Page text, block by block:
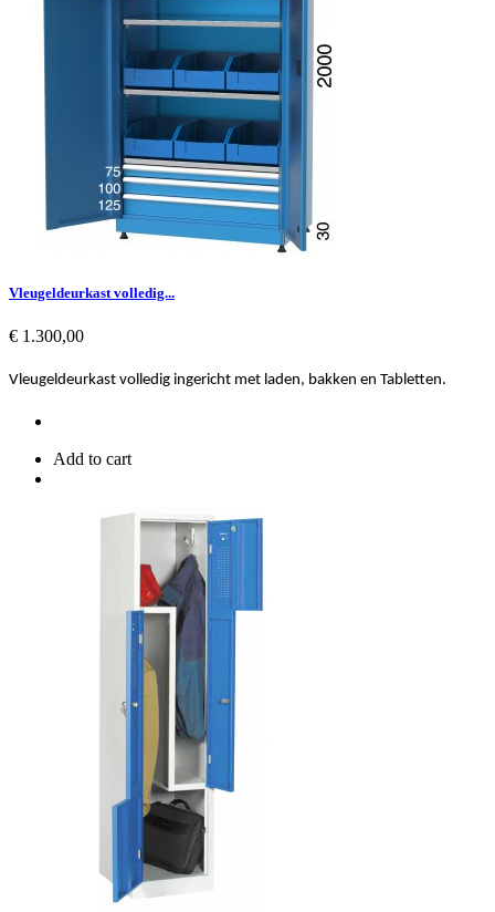
Vleugeldeurkast volledig...
Prijs
€ 1.300,00
Vleugeldeurkast volledig ingericht met laden, bakken en Tabletten.
Add to cart